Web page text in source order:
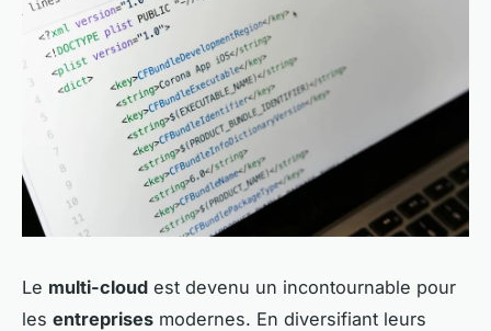
Le multi-cloud est devenu un incontournable pour
les entreprises modernes. En diversifiant leurs